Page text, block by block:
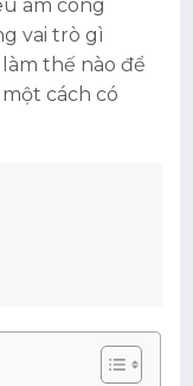
âm công
vai trò gì
thế nào để
cách có